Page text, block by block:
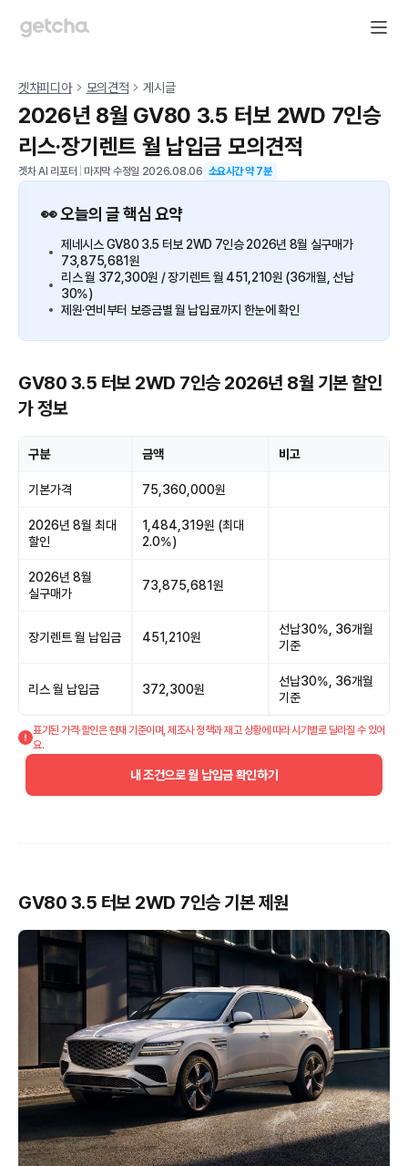
겟차피디아 모의견적 게시글
2026년 8월 GV80 3.5 터보 2WD 7인승
리스·장기렌트 월 납입금 모의견적
겟차 AI 리포터 마지막 수정일 2026.08.06 소요시간 약7분
👀 오늘의 글 핵심 요약
제네시스 GV80 3.5 터보 2WD 7인승 2026년 8월 실구매가
73,875,681원
리스 월 372,300원 / 장기렌트 월 451,210원 (36개월, 선납
30%)
제원·연비부터 보증금별 월 납입료까지 한눈에 확인
GV80 3.5 터보 2WD 7인승 2026년 8월 기본 할인
가 정보
구분 금액 비고
기본가격 75,360,000원
2026년 8월 최대
할인
1,484,319원 (최대
2.0%)
2026년 8월
실구매가
73,875,681원
장기렌트 월 납입금 451,210원
선납30%, 36개월
기준
리스 월 납입금 372,300원
선납30%, 36개월
기준
표기된 가격·할인은 현재 기준이며, 제조사 정책과 재고 상황에 따라 시기별로 달라질 수 있어
요.
내 조건으로 월 납입금 확인하기
GV80 3.5 터보 2WD 7인승 기본 제원